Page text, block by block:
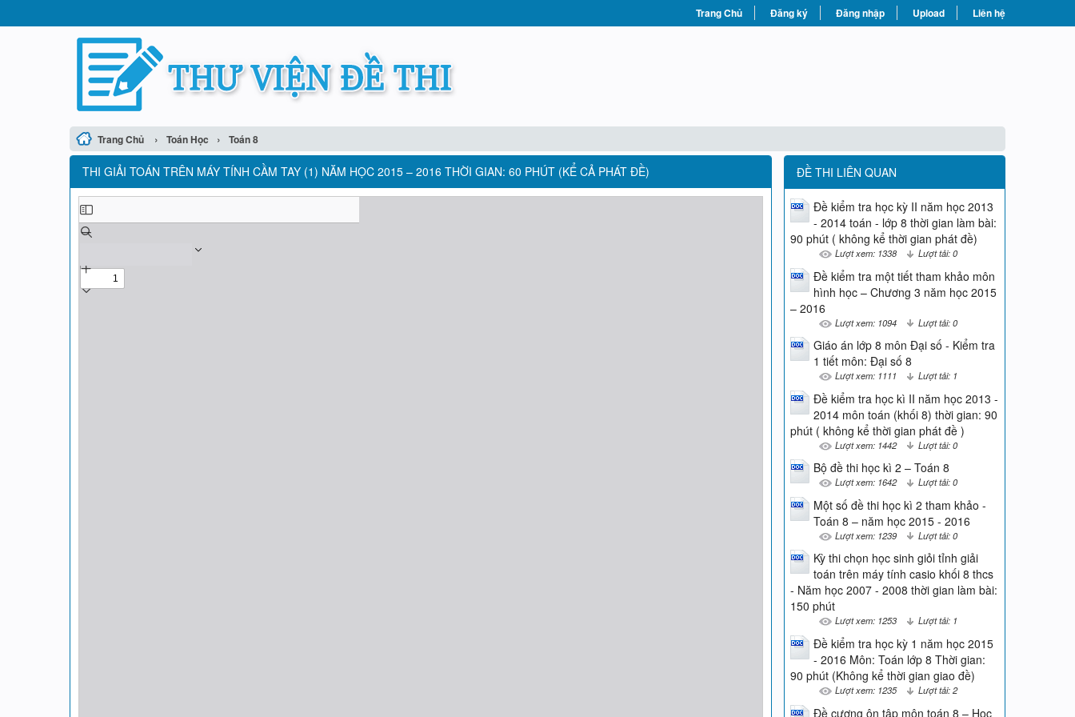
Trang Chủ Đăng ký Đăng nhập Upload Liên hệ
Trang Chủ › Toán Học › Toán 8
THI GIẢI TOÁN TRÊN MÁY TÍNH CẦM TAY (1) NĂM HỌC 2015 – 2016 THỜI GIAN: 60 PHÚT (KỂ CẢ PHÁT ĐỀ) ĐỀ THI LIÊN QUAN
Đề kiểm tra học kỳ II năm học 2013
- 2014 toán - lớp 8 thời gian làm bài:
90 phút ( không kể thời gian phát đề)
Lượt xem: 1338 Lượt tải: 0
Đề kiểm tra một tiết tham khảo môn
hình học – Chương 3 năm học 2015
– 2016
Lượt xem: 1094 Lượt tải: 0
Giáo án lớp 8 môn Đại số - Kiểm tra
1 tiết môn: Đại số 8
Lượt xem: 1111 Lượt tải: 1
Đề kiểm tra học kì II năm học 2013 -
2014 môn toán (khối 8) thời gian: 90
phút ( không kể thời gian phát đề )
Lượt xem: 1442 Lượt tải: 0
Bộ đề thi học kì 2 – Toán 8
Lượt xem: 1642 Lượt tải: 0
Một số đề thi học kì 2 tham khảo -
Toán 8 – năm học 2015 - 2016
Lượt xem: 1239 Lượt tải: 0
Kỳ thi chọn học sinh giỏi tỉnh giải
toán trên máy tính casio khối 8 thcs
- Năm học 2007 - 2008 thời gian làm bài:
150 phút
Lượt xem: 1253 Lượt tải: 1
Đề kiểm tra học kỳ 1 năm học 2015
- 2016 Môn: Toán lớp 8 Thời gian:
90 phút (Không kể thời gian giao đề)
Lượt xem: 1235 Lượt tải: 2
Đề cương ôn tập môn toán 8 – Học